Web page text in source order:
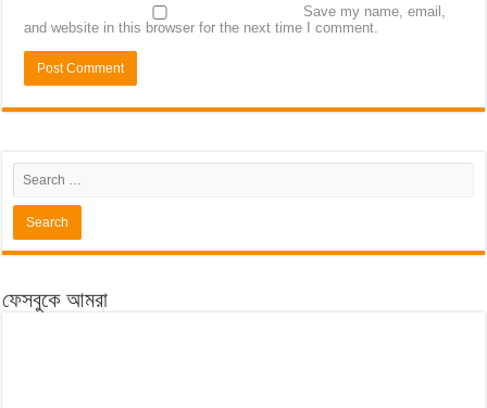
Save my name, email,
and website in this browser for the next time I comment.
ফেসবুকে আমরা